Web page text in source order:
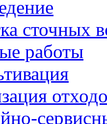
сточных
работы